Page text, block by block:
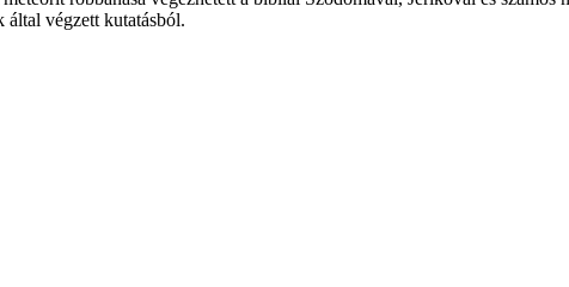
által végzett kutatásból.